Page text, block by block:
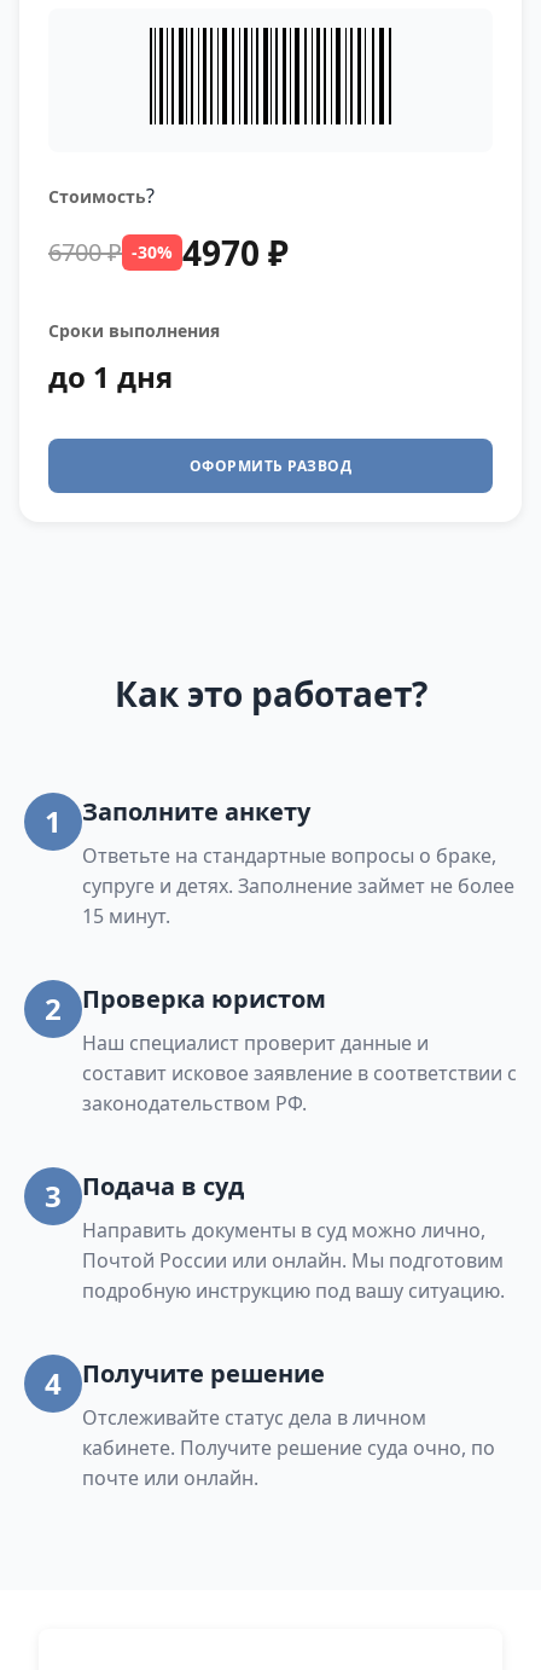
Стоимость?
6700 ₽ -30% 4970 ₽
Сроки выполнения
до 1 дня
ОФОРМИТЬ РАЗВОД
Как это работает?
1 Заполните анкету
Ответьте на стандартные вопросы о браке,
супруге и детях. Заполнение займет не более
15 минут.
2 Проверка юристом
Наш специалист проверит данные и
составит исковое заявление в соответствии с
законодательством РФ.
3 Подача в суд
Направить документы в суд можно лично,
Почтой России или онлайн. Мы подготовим
подробную инструкцию под вашу ситуацию.
4 Получите решение
Отслеживайте статус дела в личном
кабинете. Получите решение суда очно, по
почте или онлайн.